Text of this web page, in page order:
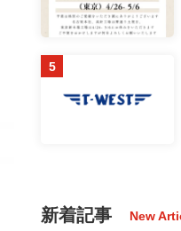
新着記事